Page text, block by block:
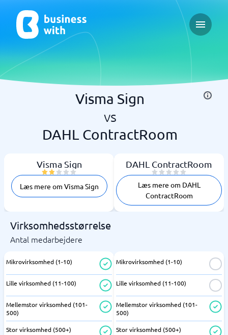
Open
Visma Sign
vs
DAHL ContractRoom
Visma Sign
Læs mere om Visma Sign
DAHL ContractRoom
Læs mere om DAHL
ContractRoom
Virksomhedsstørrelse
Antal medarbejdere
Mikrovirksomhed (1-10)
Lille virksomhed (11-100)
Mellemstor virksomhed (101-
500)
Stor virksomhed (500+)
Mikrovirksomhed (1-10)
Lille virksomhed (11-100)
Mellemstor virksomhed (101-
500)
Stor virksomhed (500+)